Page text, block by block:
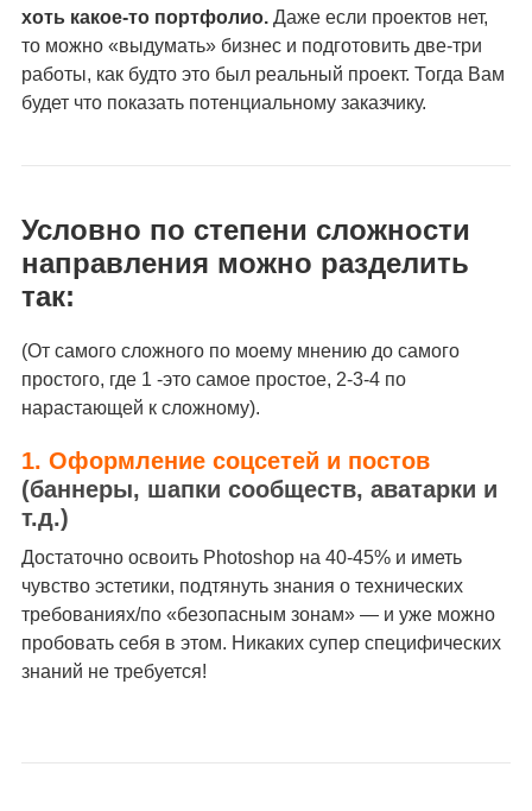
хоть какое-то портфолио.Даже если проектов нет,
то можно «выдумать» бизнес и подготовить две-три
работы, как будто это был реальный проект. Тогда Вам
будет что показать потенциальному заказчику.
Условно по степени сложности
направления можно разделить
так:
(От самого сложного по моему мнению до самого
простого, где 1 -это самое простое, 2-3-4 по
нарастающей к сложному).
1. Оформление соцсетей и постов
(баннеры, шапки сообществ, аватарки и
т.д.)
Достаточно освоить Photoshop на 40-45% и иметь
чувство эстетики, подтянуть знания о технических
требованиях/по «безопасным зонам» — и уже можно
пробовать себя в этом. Никаких супер специфических
знаний не требуется!